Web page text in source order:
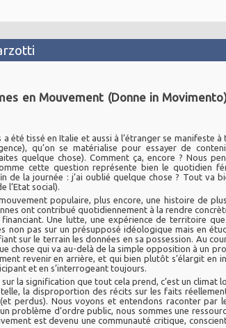
en Mouvement (Donne in
été tissé en Italie et aussi à l’étranger se manifeste à
qu’on se matérialise pour essayer de
quelque chose). Comment ça, encore ? Nous
cette question représente bien le quotidien
la journée : j’ai oublié quelque chose ? Tout va
l’Etat social).
populaire, plus encore, une histoire de
ont contribué quotidiennement à la rendre
Une lutte, une expérience de territoire que
non pas sur un présupposé idéologique mais en
sur le terrain les données en sa possession. Au
chose qui va au-delà de la simple opposition à un
revenir en arrière, et qui bien plutôt s’élargit en
et en s’interrogeant toujours.
la signification que tout cela prend, c’est un climat
la disproportion des récits sur les faits
perdus). Nous voyons et entendons raconter par
problème d’ordre public, nous sommes une
est devenu une communauté critique,